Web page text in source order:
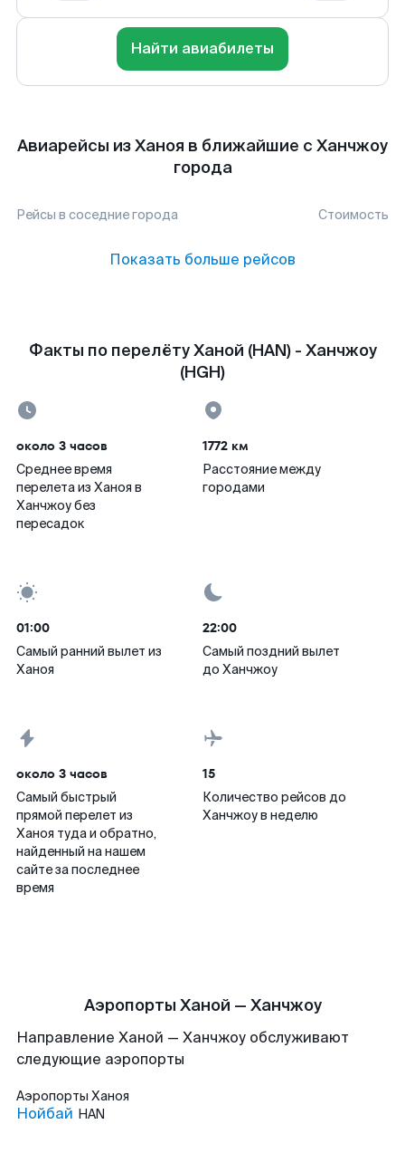
Найти авиабилеты
Авиарейсы из Ханоя в ближайшие с Ханчжоу
города
Рейсы в соседние города Стоимость
Показать больше рейсов
Факты по перелёту Ханой (HAN) - Ханчжоу
(HGH)
около 3 часов
Среднее время
перелета из Ханоя в
Ханчжоу без
пересадок
1772 км
Расстояние между
городами
01:00
Самый ранний вылет из
Ханоя
22:00
Самый поздний вылет
до Ханчжоу
около 3 часов
Самый быстрый
прямой перелет из
Ханоя туда и обратно,
найденный на нашем
сайте за последнее
время
15
Количество рейсов до
Ханчжоу в неделю
Аэропорты Ханой — Ханчжоу
Направление Ханой — Ханчжоу обслуживают
следующие аэропорты
Аэропорты Ханоя
Нойбай HAN